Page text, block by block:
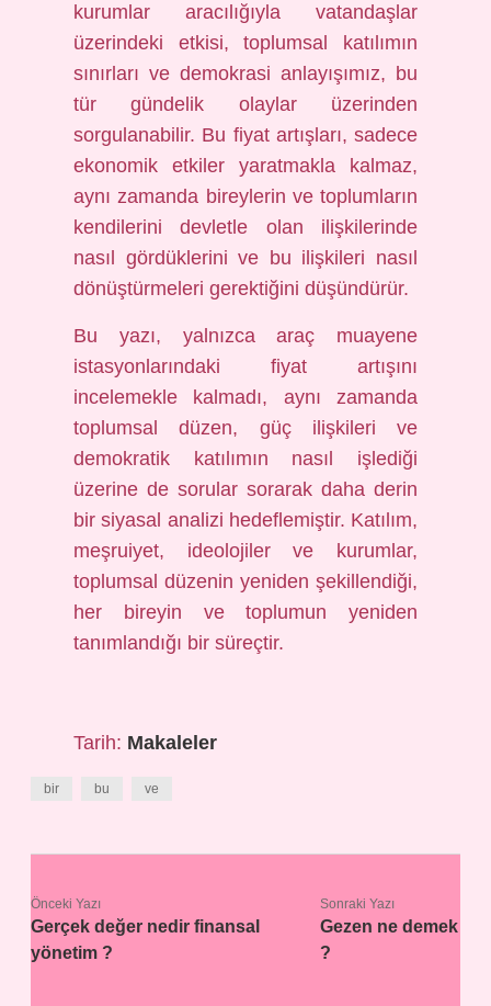
kurumlar aracılığıyla vatandaşlar
üzerindeki etkisi, toplumsal katılımın
sınırları ve demokrasi anlayışımız, bu
tür gündelik olaylar üzerinden
sorgulanabilir. Bu fiyat artışları, sadece
ekonomik etkiler yaratmakla kalmaz,
aynı zamanda bireylerin ve toplumların
kendilerini devletle olan ilişkilerinde
nasıl gördüklerini ve bu ilişkileri nasıl
dönüştürmeleri gerektiğini düşündürür.
Bu yazı, yalnızca araç muayene
istasyonlarındaki fiyat artışını
incelemekle kalmadı, aynı zamanda
toplumsal düzen, güç ilişkileri ve
demokratik katılımın nasıl işlediği
üzerine de sorular sorarak daha derin
bir siyasal analizi hedeflemiştir. Katılım,
meşruiyet, ideolojiler ve kurumlar,
toplumsal düzenin yeniden şekillendiği,
her bireyin ve toplumun yeniden
tanımlandığı bir süreçtir.
Tarih: Makaleler
bir bu ve
Önceki Yazı
Gerçek değer nedir finansal
yönetim ?
Sonraki Yazı
Gezen ne demek
?